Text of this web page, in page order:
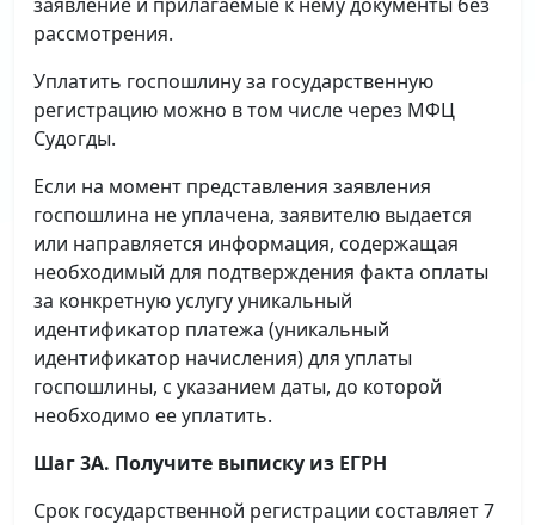
рассмотрения.
Уплатить госпошлину за государственную
регистрацию можно в том числе через МФЦ
Судогды.
Если на момент представления заявления
госпошлина не уплачена, заявителю выдается
или направляется информация, содержащая
необходимый для подтверждения факта оплаты
за конкретную услугу уникальный
идентификатор платежа (уникальный
идентификатор начисления) для уплаты
госпошлины, с указанием даты, до которой
необходимо ее уплатить.
Шаг 3А. Получите выписку из ЕГРН
Срок государственной регистрации составляет 7